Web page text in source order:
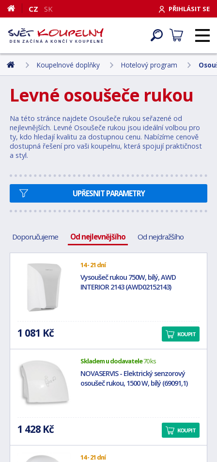
PŘIHLÁSIT SE
CZ SK
Koupelnové doplňky Hotelový program
Levné osoušeče rukou
Na této stránce najdete Osoušeče rukou seřazené od
nejlevnějších. Levné Osoušeče rukou jsou ideální volbou pro
ty, kdo hledají kvalitu za dostupnou cenu. Nabízíme cenově
dostupná řešení pro vaši koupelnu, která spojují praktičnost
a styl.
UPŘESNIT PARAMETRY
Doporučujeme Od nejlevnějšího Od nejdražšího
14 - 21 dní
Vysoušeč rukou 750W, bílý, AWD
INTERIOR 2143 (AWD02152143)
1 081 Kč KOUPIT
Skladem u dodavatele70 ks
NOVASERVIS - Elektrický senzorový
osoušeč rukou, 1500 W, bílý (69091,1)
1 428 Kč KOUPIT
14 - 21 dní